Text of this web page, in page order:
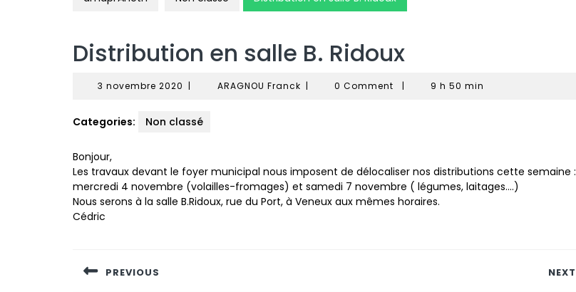
Distribution en salle B. Ridoux
3 novembre 2020 | ARAGNOU FranckARAGNOU
| 0 Comment | 9 h 50 min
Categories: Non classé
Bonjour,
Les travaux devant le foyer municipal nous imposent de délocaliser nos distributions cette semaine :
mercredi 4 novembre (volailles-fromages) et samedi 7 novembre ( légumes, laitages….)
Nous serons à la salle B.Ridoux, rue du Port, à Veneux aux mêmes horaires.
Cédric
de PREVIOUS NEXT